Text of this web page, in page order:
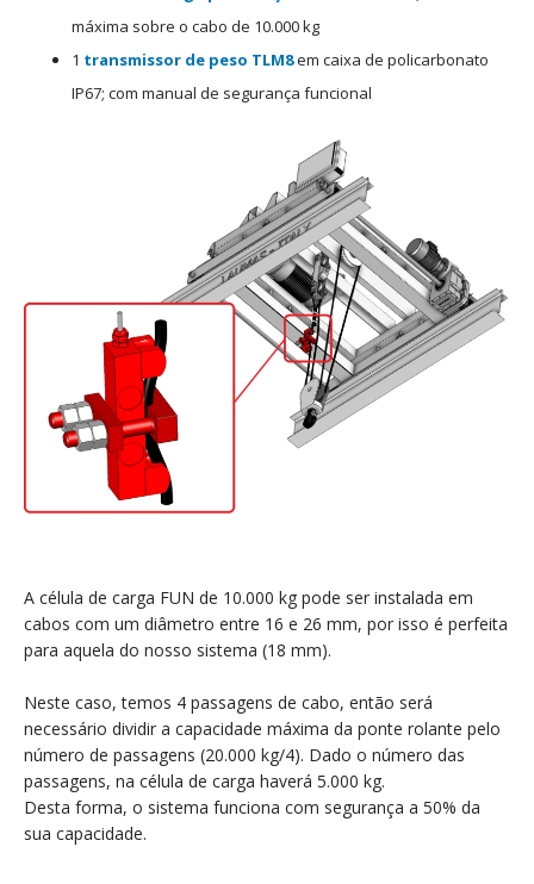
máxima sobre o cabo de 10.000 kg
1 transmissor de peso TLM8em caixa de policarbonato
IP67; com manual de segurança funcional
A célula de carga FUN de 10.000 kg pode ser instalada em
cabos com um diâmetro entre 16 e 26 mm, por isso é perfeita
para aquela do nosso sistema (18 mm).
Neste caso, temos 4 passagens de cabo, então será
necessário dividir a capacidade máxima da ponte rolante pelo
número de passagens (20.000 kg/4). Dado o número das
passagens, na célula de carga haverá 5.000 kg.
Desta forma, o sistema funciona com segurança a 50% da
sua capacidade.